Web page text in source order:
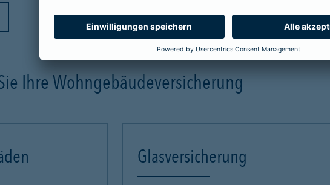
mehr Infos
Ihre Wohngebäudeversicherung
Glasversicherung